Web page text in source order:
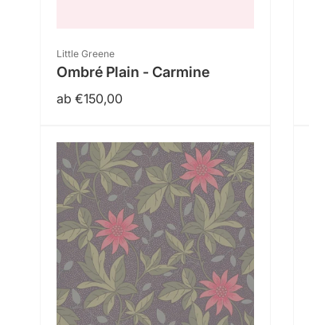
e
Anbieter:
Little Greene
Ombré Plain - Carmine
Normaler
ab €150,00